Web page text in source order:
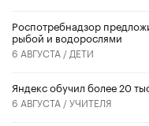
Роспотребнадзор
рыбой и водорослями
6 АВГУСТА / ДЕТИ
​Яндекс обучил более 20
6 АВГУСТА /УЧИТЕЛЯ